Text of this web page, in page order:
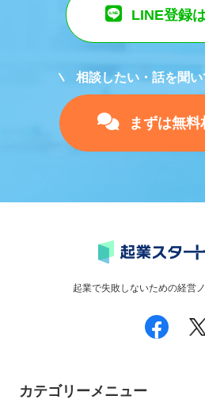
LINE登録
相談したい・話を聞
まずは無料
起業で失敗しないための経営
カテゴリーメニュー